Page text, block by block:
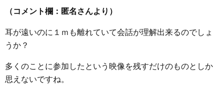
（コメント欄：匿名さんより）
耳が遠いのに１ｍも離れていて会話が理解出来るのでしょ
うか？
多くのことに参加したという映像を残すだけのものとしか
思えないですね。